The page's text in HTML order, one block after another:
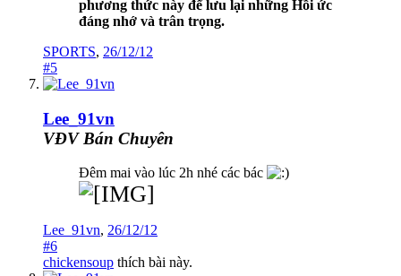
phương thức này để lưu lại những Hồi ức
đáng nhớ và trân trọng.
SPORTS, 26/12/12
#5
Lee_91vn
VĐV Bán Chuyên
Đêm mai vào lúc 2h nhé các bác
Lee_91vn, 26/12/12
#6
chickensoup thích bài này.